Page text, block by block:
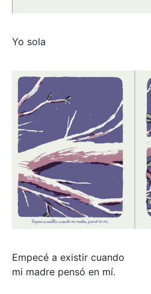
Yo sola
Empecé a existir cuando
mi madre pensó en mí.